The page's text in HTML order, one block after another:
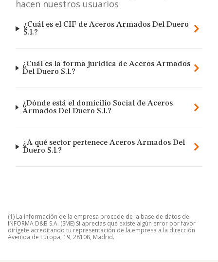
hacen nuestros usuarios
¿Cuál es el CIF de Aceros Armados Del Duero
S.l.?
¿Cuál es la forma jurídica de Aceros Armados
Del Duero S.l.?
¿Dónde está el domicilio Social de Aceros
Armados Del Duero S.l.?
¿A qué sector pertenece Aceros Armados Del
Duero S.l.?
(1) La información de la empresa procede de la base de datos de
INFORMA D&B S.A. (SME) Si aprecias que existe algún error por favor
dirígete acreditando tu representación de la empresa a la dirección
Avenida de Europa, 19, 28108, Madrid.